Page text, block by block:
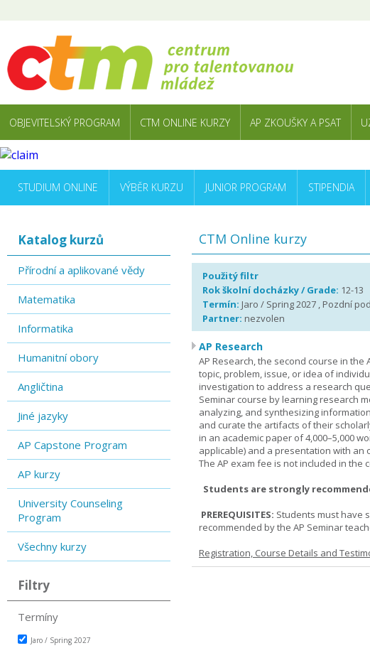
OBJEVITELSKÝ PROGRAM CTM ONLINE KURZY AP ZKOUŠKY A PSAT
STUDIUM ONLINE VÝBĚR KURZU JUNIOR PROGRAM STIPENDIA
Katalog kurzů
Přírodní a aplikované vědy
Matematika
Informatika
Humanitní obory
Angličtina
Jiné jazyky
AP Capstone Program
AP kurzy
University Counseling
Program
Všechny kurzy
Filtry
Termíny
Jaro / Spring 2027
CTM Online kurzy
Použitý filtr
Rok školní docházky / Grade: 12-13
Termín: Jaro / Spring 2027 , Pozdní
Partner: nezvolen
AP Research
AP Research, the second course in
topic, problem, issue, or idea of
investigation to address a research
Seminar course by learning research
analyzing, and synthesizing
and curate the artifacts of their
in an academic paper of 4,000–5,000
applicable) and a presentation with an
The AP exam fee is not included in the
Students are strongly
PREREQUISITES: Students must have
recommended by the AP Seminar
Registration, Course Details and